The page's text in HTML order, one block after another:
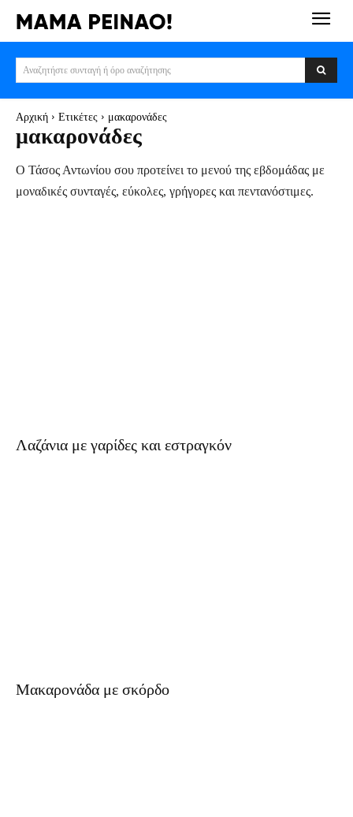
Αναζητήστε συνταγή ή όρο αναζήτησης
Αρχική Ετικέτες μακαρονάδες
μακαρονάδες
Ο Τάσος Αντωνίου σου προτείνει το μενού της εβδομάδας με
μοναδικές συνταγές, εύκολες, γρήγορες και πεντανόστιμες.
Λαζάνια με γαρίδες και εστραγκόν
Μακαρoνάδα με σκόρδο